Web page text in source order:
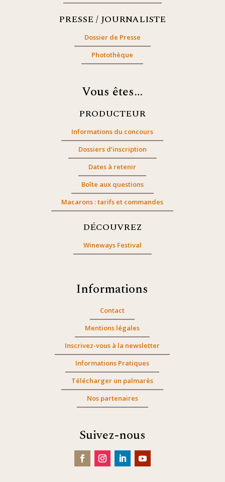
PRESSE / JOURNALISTE
Dossier de Presse
Photothèque
Vous êtes…
PRODUCTEUR
Informations du concours
Dossiers d’inscription
Dates à retenir
Boîte aux questions
Macarons : tarifs et commandes
DÉCOUVREZ
Wineways Festival
Informations
Contact
Mentions légales
Inscrivez-vous à la newsletter
Informations Pratiques
Télécharger un palmarès
Nos partenaires
Suivez-nous